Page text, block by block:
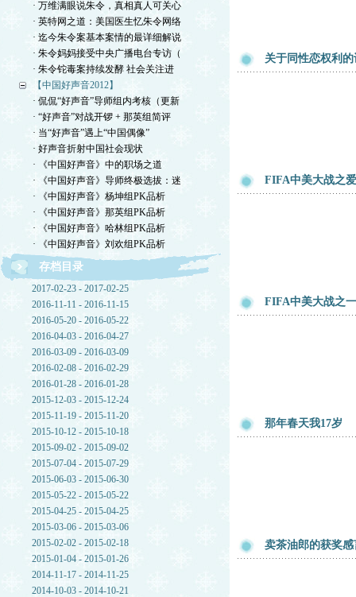
· 万维满眼说朱令，真相真人可关心
· 英特网之道：美国医生忆朱令网络
· 迄今朱令案基本案情的最详细解说
· 朱令妈妈接受中央广播电台专访（
· 朱令铊毒案持续发酵 社会关注进
【中国好声音2012】
· 侃侃“好声音”导师组内考核（更新
· “好声音”对战开锣 + 那英组简评
· 当“好声音”遇上“中国偶像”
· 好声音折射中国社会现状
· 《中国好声音》中的职场之道
· 《中国好声音》导师终极选拔：迷
· 《中国好声音》杨坤组PK品析
· 《中国好声音》那英组PK品析
· 《中国好声音》哈林组PK品析
· 《中国好声音》刘欢组PK品析
存档目录
2017-02-23 - 2017-02-25
2016-11-11 - 2016-11-15
2016-05-20 - 2016-05-22
2016-04-03 - 2016-04-27
2016-03-09 - 2016-03-09
2016-02-08 - 2016-02-29
2016-01-28 - 2016-01-28
2015-12-03 - 2015-12-24
2015-11-19 - 2015-11-20
2015-10-12 - 2015-10-18
2015-09-02 - 2015-09-02
2015-07-04 - 2015-07-29
2015-06-03 - 2015-06-30
2015-05-22 - 2015-05-22
2015-04-25 - 2015-04-25
2015-03-06 - 2015-03-06
2015-02-02 - 2015-02-18
2015-01-04 - 2015-01-26
2014-11-17 - 2014-11-25
2014-10-03 - 2014-10-21
关于同性恋权利
FIFA中美大战之
FIFA中美大战之
那年春天我17岁
卖茶油郎的获奖感